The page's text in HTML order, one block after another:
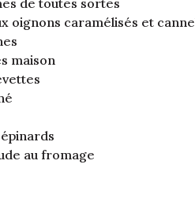
de toutes sortes
oignons caramélisés et
maison
au fromage